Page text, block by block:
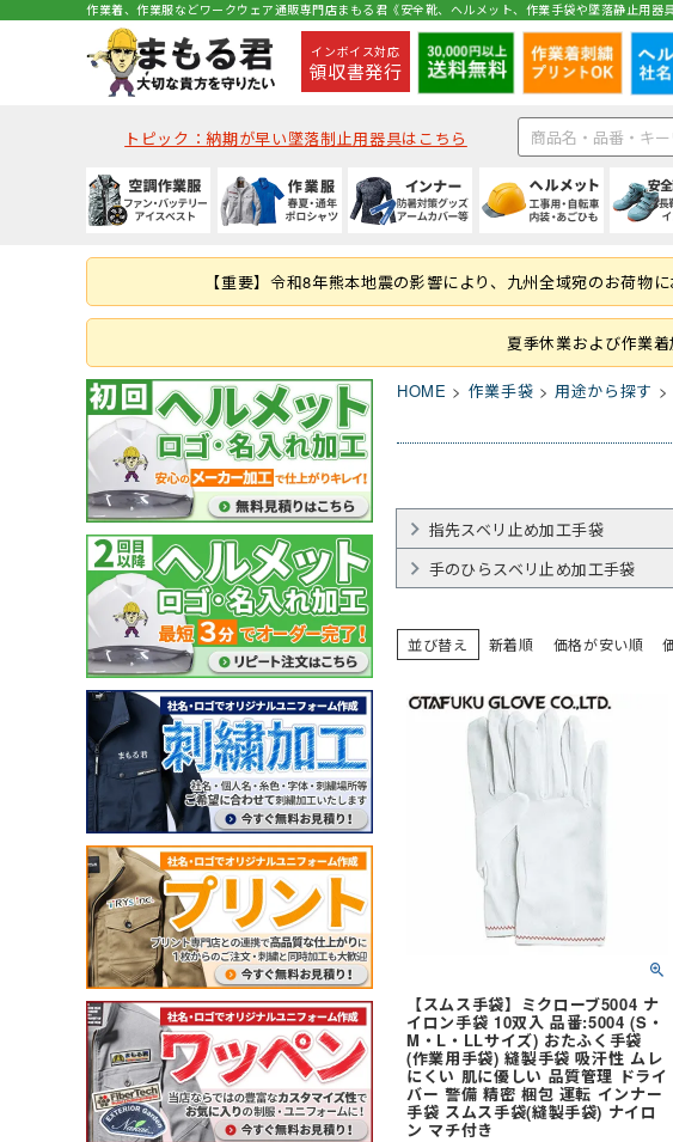
作業着、作業服などワークウェア通販専門店まもる君《安全靴、ヘルメット、作業手袋や墜落静止用器
インボイス対応
領収書発行
トピック：納期が早い墜落制止用器具はこちら
種類から探す
つなぎ・サロペット
ファン・バッテリー等
アイスベスト・水冷服 ペルチェベスト・冷却作業着
水冷服
秋冬・通年作業服
(秋冬・通年) つなぎ
春夏作業服
ガーデンウェア
ポロシャツ・Tシャツ等 ポロシャツ (半袖)
アロハシャツ
(春夏) ワークシャツ (長袖)
夏用インナー
(夏用) タイツ・スパッツ (ロング)
通年・防寒インナー
(冬用) 防寒ソックス
小物 ネッククーラー・クールバンド
サポーター
帽子・キャップ
種類から探す
MPタイプ (つばなし)
ヘルメット関連商品
クリーンルーム用品
特徴・機能 工事用・建設土木用
防災用・消防用
種類から探す
ブーツ・半長靴・ロング
ルームシューズ（室内履き）
特徴・機能
軽量
種類から探す
ヤッケ・かぶり
特徴・用途から探す
墜落静止用器具
ハーネス型 (本体のみ)
胴ベルト型 (ランヤード・ロープ類)
安全保護具
溶接面
マスク
軍手
化学繊維軍手
10ゲージ軍手 (薄手)
手袋
耐薬品・耐溶剤
特殊手袋
特徴・用途から探す 園芸・造園業
運輸・物流業
接客サービス業
コックコート・エプロン等
胸当てエプロン
食品衛生白衣
ヘアネット
メーカー・おすすめ業種か
ら探す
住商モンブラン
チトセ(arbe)
ウェイター向け
【重要】令和8年熊本地震の影響により、九州全域宛のお荷
夏季休業および作業
HOME 作業手袋 用途から探す
指先スベリ止め加工手袋
手のひらスベリ止め加工手袋
並び替え 新着順 価格が安い順
【スムス手袋】ミクローブ5004 ナ
イロン手袋 10双入 品番:5004 (S・
M・L・LLサイズ) おたふく手袋
(作業用手袋) 縫製手袋 吸汗性 ムレ
にくい 肌に優しい 品質管理 ドライ
バー 警備 精密 梱包 運転 インナー
手袋 スムス手袋(縫製手袋) ナイロ
ン マチ付き